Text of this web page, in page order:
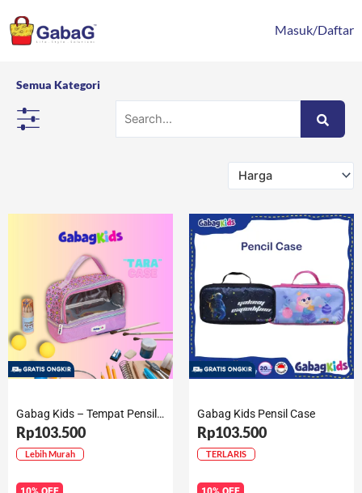
ke
konten
Masuk/Daftar
Semua Kategori
Gabag Kids – Tempat Pensil Anak – Pensil Case Tara
Rp103.500
Lebih Murah
Gabag Kids Pensil Case
Rp103.500
TERLARIS